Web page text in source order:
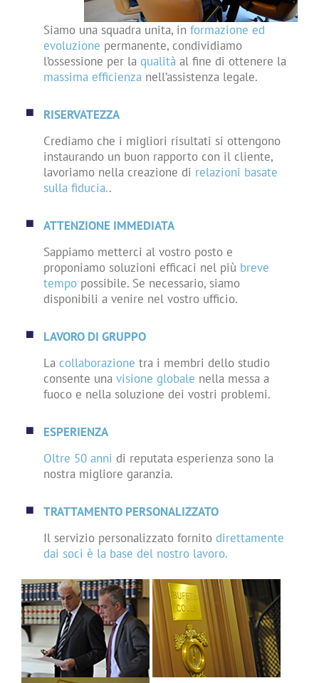
Siamo una squadra unita, informazione ed
evoluzione permanente, condividiamo
l’ossessione per laqualità al fine di ottenere la
massima efficienza nell’assistenza legale.
RISERVATEZZA
Crediamo che i migliori risultati si ottengono
instaurando un buon rapporto con il cliente,
lavoriamo nella creazione di relazioni basate
sulla fiducia..
ATTENZIONE IMMEDIATA
Sappiamo metterci al vostro posto e
proponiamo soluzioni efficaci nel più breve
tempo possibile. Se necessario, siamo
disponibili a venire nel vostro ufficio.
LAVORO DI GRUPPO
Lacollaborazione tra i membri dello studio
consente unavisione globale nella messa a
fuoco e nella soluzione dei vostri problemi.
ESPERIENZA
Oltre 50 anni di reputata esperienza sono la
nostra migliore garanzia.
TRATTAMENTO PERSONALIZZATO
Il servizio personalizzato fornitodirettamente
dai soci è la base del nostro lavoro.